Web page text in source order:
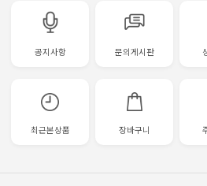
공지사항 문의게시판
최근본상품 장바구니